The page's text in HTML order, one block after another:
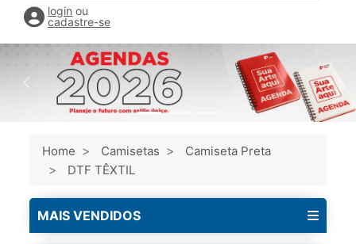
login ou
cadastre-se
Home Camisetas
Camiseta Preta
DTF TÊXTIL
MAIS VENDIDOS